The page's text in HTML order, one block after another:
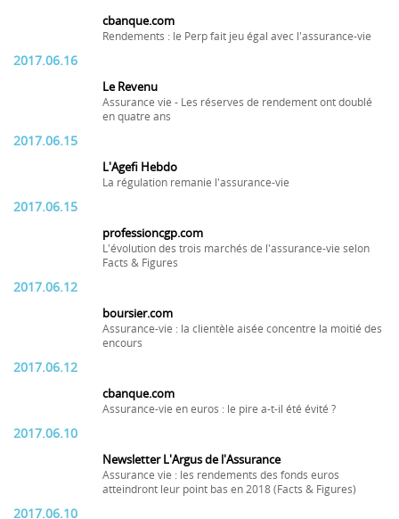
cbanque.com
Rendements : le Perp fait jeu égal avec l'assurance-vie
2017.06.16
Le Revenu
Assurance vie - Les réserves de rendement ont doublé
en quatre ans
2017.06.15
L'Agefi Hebdo
La régulation remanie l'assurance-vie
2017.06.15
professioncgp.com
L'évolution des trois marchés de l'assurance-vie selon
Facts & Figures
2017.06.12
boursier.com
Assurance-vie : la clientèle aisée concentre la moitié des
encours
2017.06.12
cbanque.com
Assurance-vie en euros : le pire a-t-il été évité ?
2017.06.10
Newsletter L'Argus de l'Assurance
Assurance vie : les rendements des fonds euros
atteindront leur point bas en 2018 (Facts & Figures)
2017.06.10